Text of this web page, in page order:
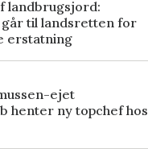
landbrugsjord:
går til landsretten for
erstatning
ejet
henter ny topchef hos